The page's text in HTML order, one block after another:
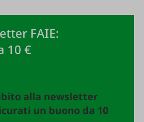
FAIE:
10 €
alla newsletter
un buono da 10